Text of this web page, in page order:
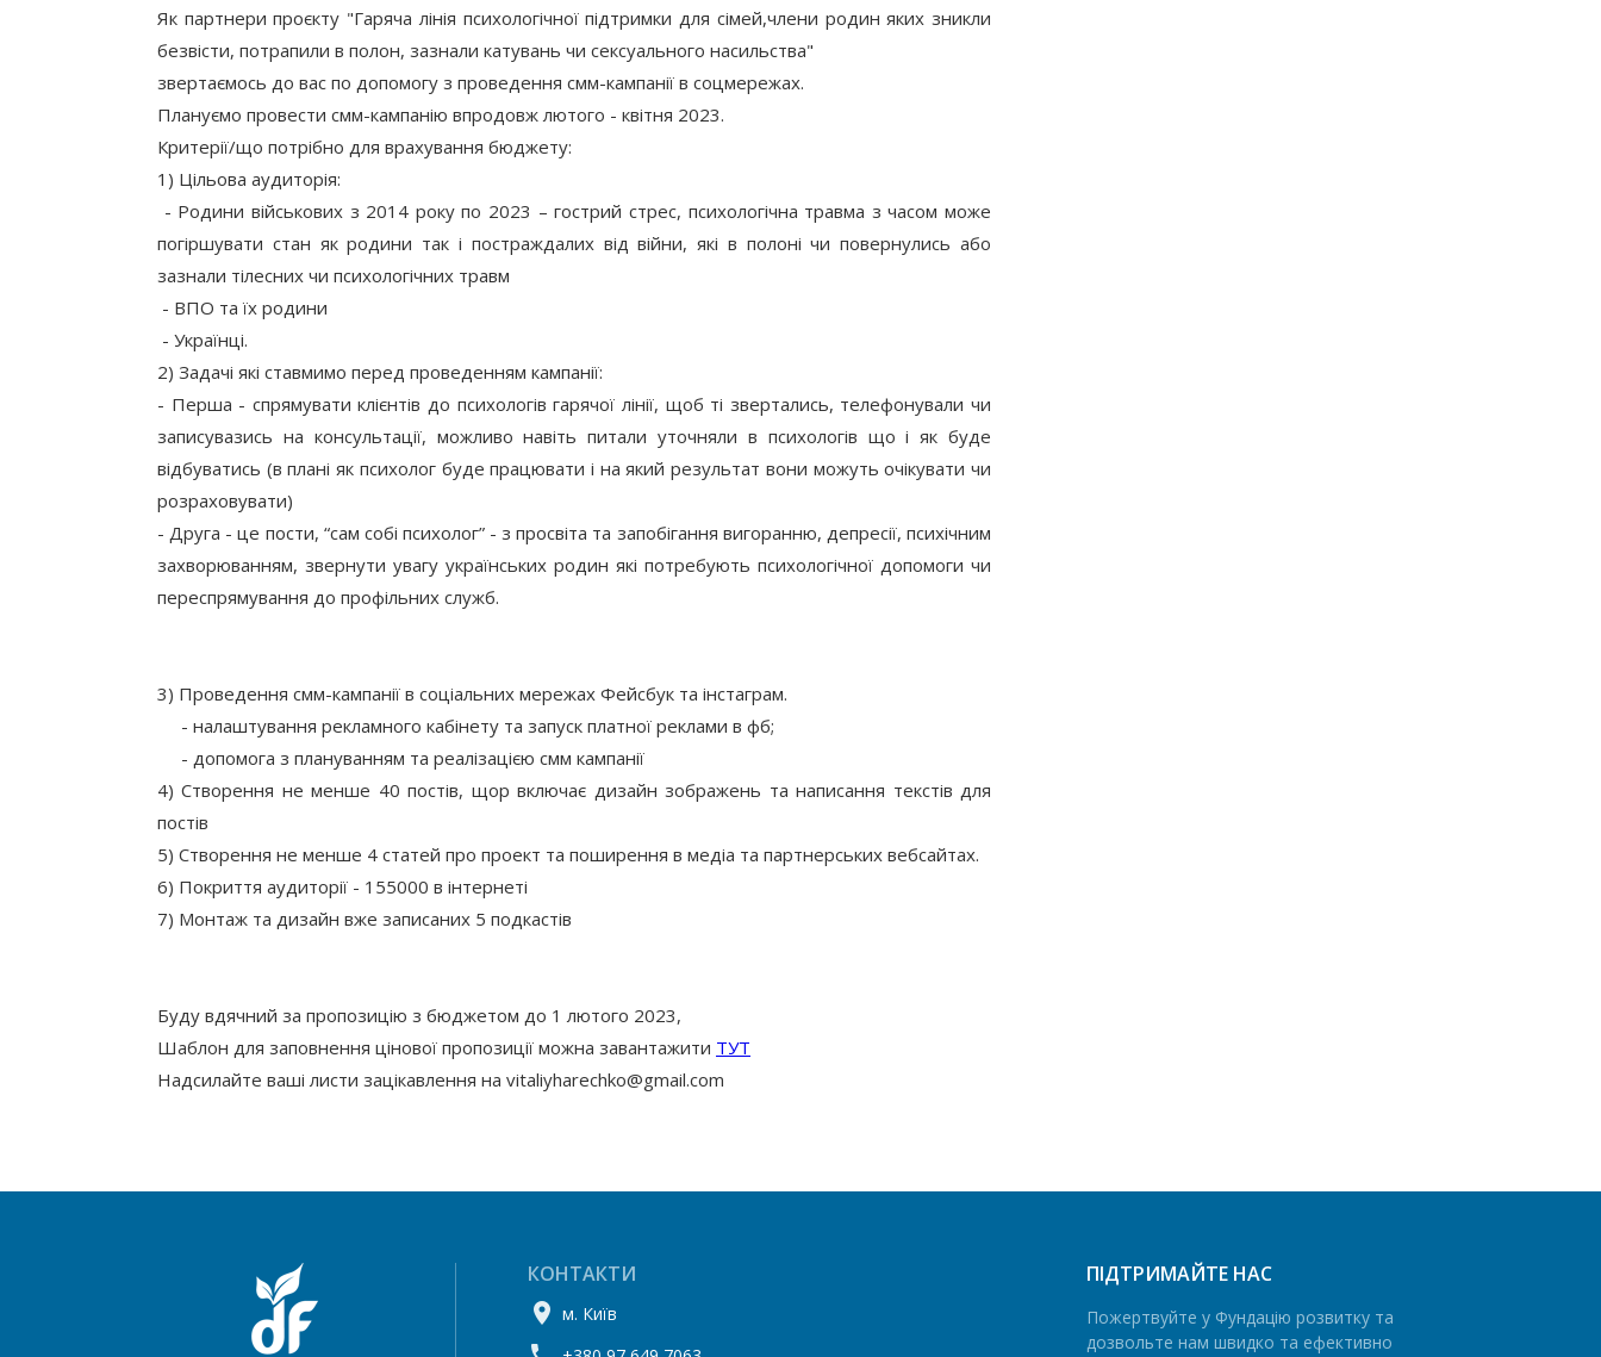
Як партнери проєкту "Гаряча лінія психологічної підтримки для сімей,члени родин яких зникли
безвісти, потрапили в полон, зазнали катувань чи сексуального насильства"
звертаємось до вас по допомогу з проведення смм-кампанії в соцмережах.
Плануємо провести смм-кампанію впродовж лютого - квітня 2023.
Критерії/що потрібно для врахування бюджету:
1) Цільова аудиторія:
погіршувати стан як родини так і постраждалих від війни, які в полоні чи повернулись або
зазнали тілесних чи психологічних травм
- ВПО та їх родини
- Українці.
2) Задачі які ставмимо перед проведенням кампанії:
- Перша - спрямувати клієнтів до психологів гарячої лінії, щоб ті звертались, телефонували чи
записувазись на консультації, можливо навіть питали уточняли в психологів що і як буде
відбуватись (в плані як психолог буде працювати і на який результат вони можуть очікувати чи
розраховувати)
- Друга - це пости, “сам собі психолог” - з просвіта та запобігання вигоранню, депресії, психічним
захворюванням, звернути увагу українських родин які потребують психологічної допомоги чи
переспрямування до профільних служб.
3) Проведення смм-кампанії в соціальних мережах Фейсбук та інстаграм.
     - налаштування рекламного кабінету та запуск платної реклами в фб;
     - допомога з плануванням та реалізацією смм кампанії
4) Створення не менше 40 постів, щор включає дизайн зображень та написання текстів для
постів
5) Створення не менше 4 статей про проект та поширення в медіа та партнерських вебсайтах.
6) Покриття аудиторії - 155000 в інтернеті
7) Монтаж та дизайн вже записаних 5 подкастів
Буду вдячний за пропозицію з бюджетом до 1 лютого 2023,
Шаблон для заповнення цінової пропозиції можна завантажити ТУТ
Надсилайте ваші листи зацікавлення на vitaliyharechko@gmail.com
КОНТАКТИ
м. Київ
ПІДТРИМАЙТЕ НАС
Пожертвуйте у Фундацію розвитку та
дозвольте нам швидко та ефективно